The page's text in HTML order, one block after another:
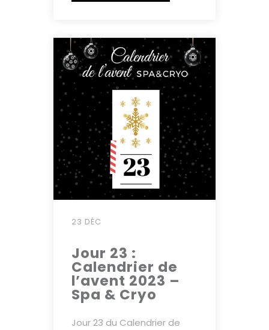
23 DÉC
Jour 23 :
Calendrier de
l’avent 2023 –
Spa & Cryo
Jour 23 du Calendrier de